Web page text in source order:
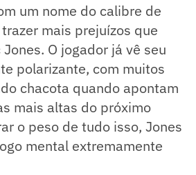
um nome do calibre de
mais prejuízos que
O jogador já vê seu
polarizante, com muitos
chacota quando apontam
mais altas do próximo
o peso de tudo isso, Jones
mental extremamente